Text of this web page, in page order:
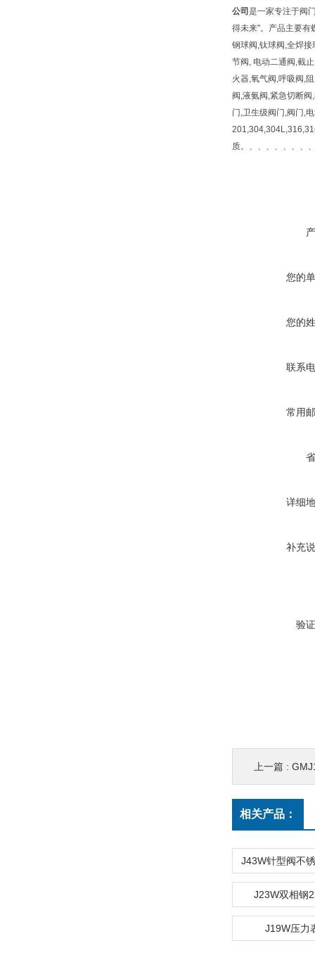
公司 是一家专注于阀
得未来"。产品主要有
钢球阀,钛球阀,全焊
节阀, 电动二通阀,截
火器,氧气阀,呼吸阀,
阀,液氨阀,紧急切断
门,卫生级阀门,阀门,
质。、、、、、、、
您的
您的
联系
常用
详细
补充
验
上一篇 :
相关产品：
J23W双相钢
J19W压力